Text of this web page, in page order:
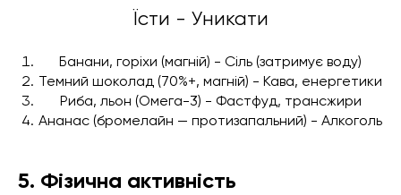
Їсти - Уникати
Банани, горіхи (магній) - Сіль (затримує воду)
Темний шоколад (70%+, магній) - Кава, енергетики
Риба, льон (Омега-3) - Фастфуд, трансжири
Ананас (бромелайн — протизапальний) - Алкоголь
5. Фізична активність